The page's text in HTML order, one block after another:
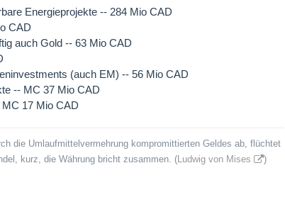
Energieprojekte -- 284 Mio CAD
CAD
auch Gold -- 63 Mio CAD
(auch EM) -- 56 Mio CAD
-- MC 37 Mio CAD
17 Mio CAD
die Umlaufmittelvermehrung kompromittierten Geldes ab, flüchtet
kurz, die Währung bricht zusammen. (Ludwig von Mises )